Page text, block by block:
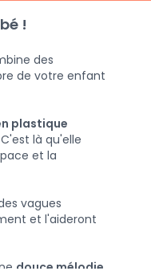
!
des
de votre enfant
plastique
là qu'elle
et la
vagues
et l'aideront
douce mélodie